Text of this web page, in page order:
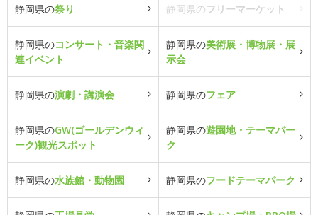
静岡県の祭り 静岡県のフリーマーケット
静岡県のコンサート・音楽関
連イベント
静岡県の美術展・博物展・展
示会
静岡県の演劇・講演会 静岡県のフェア
静岡県のGW(ゴールデンウィ
ーク)観光スポット
静岡県の遊園地・テーマパー
ク
静岡県の水族館・動物園 静岡県のフードテーマパーク